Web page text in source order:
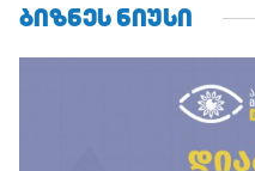
ᲑᲘᲖᲜᲔᲡ ᲜᲘᲣᲡᲘ